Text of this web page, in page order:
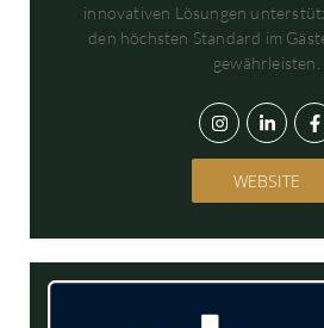
innovativen Lösungen
den höchsten Standard im
gewährleisten.
WEBSITE